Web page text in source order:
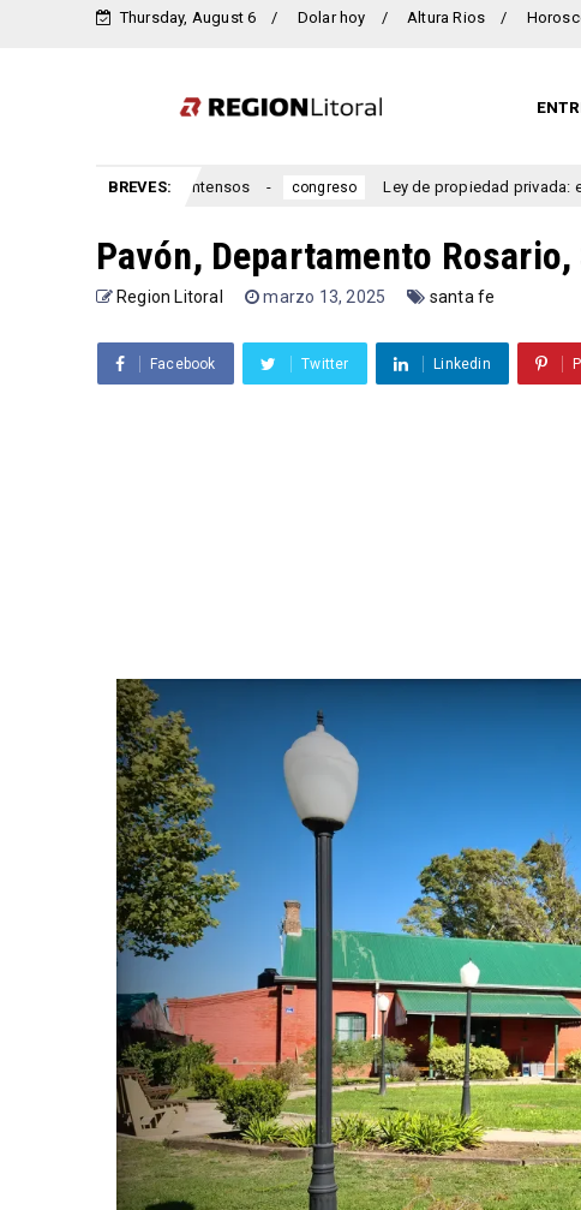
Thursday, August 6 Dolar hoy Altura Rios
BREVES:
más intensos congreso Ley de propiedad privada: el oficialismo
Pavón, Departamento Rosario,
Region Litoral marzo 13, 2025 santa fe
Facebook Twitter Linkedin